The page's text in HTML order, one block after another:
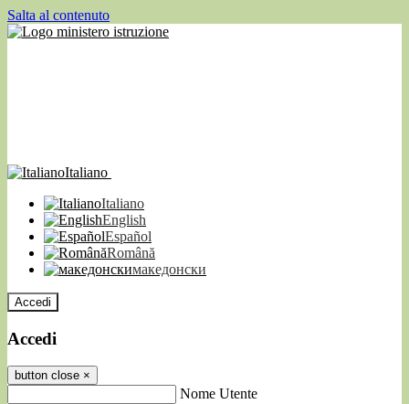
Salta al contenuto
Italiano
Italiano
English
Español
Română
македонски
Accedi
Accedi
button close ×
Nome Utente